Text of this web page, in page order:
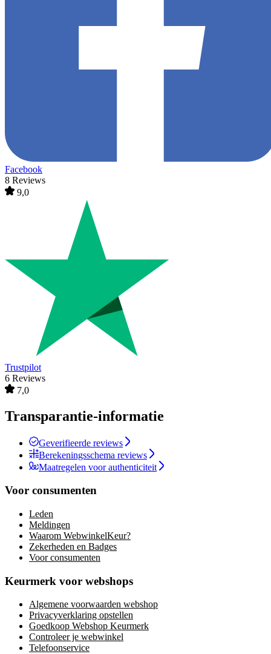
Facebook
8 Reviews
9,0
Trustpilot
6 Reviews
7,0
Transparantie-informatie
Geverifieerde reviews
Berekeningsschema reviews
Maatregelen voor authenticiteit
Voor consumenten
Leden
Meldingen
Waarom WebwinkelKeur?
Zekerheden en Badges
Voor consumenten
Keurmerk voor webshops
Algemene voorwaarden webshop
Privacyverklaring opstellen
Goedkoop Webshop Keurmerk
Controleer je webwinkel
Telefoonservice